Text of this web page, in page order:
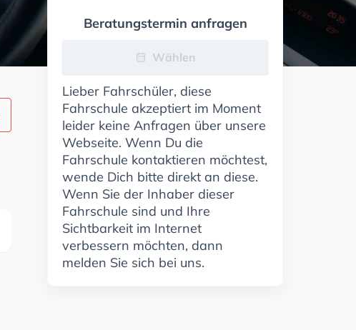
Beratungstermin anfragen
Wählen
Lieber Fahrschüler, diese
Fahrschule akzeptiert im Moment
leider keine Anfragen über unsere
Webseite. Wenn Du die
Fahrschule kontaktieren möchtest,
wende Dich bitte direkt an diese.
Wenn Sie der Inhaber dieser
Fahrschule sind und Ihre
Sichtbarkeit im Internet
verbessern möchten, dann
melden Sie sich bei uns.